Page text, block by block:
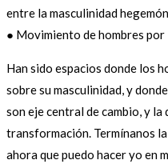
entre la masculinidad
● Movimiento de hombres por
Han sido espacios donde los
sobre su masculinidad, y
son eje central de cambio, y
transformación. Termínanos
ahora que puedo hacer yo en